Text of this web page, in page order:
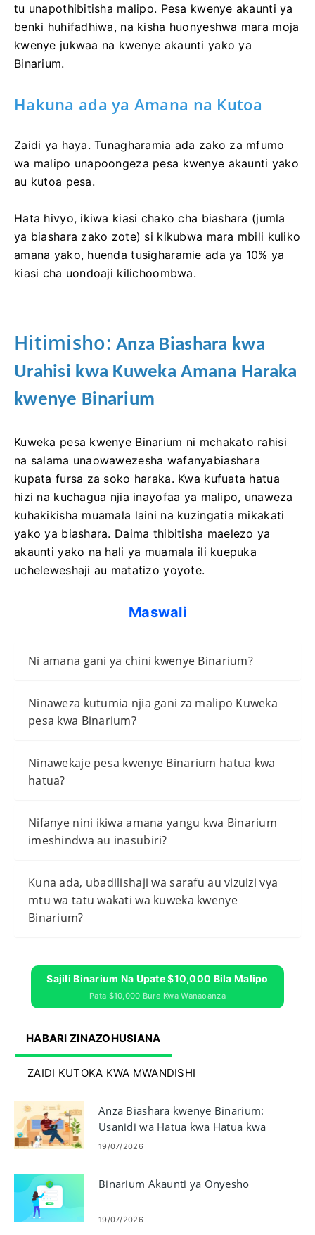
tu unapothibitisha malipo. Pesa kwenye akaunti ya
benki huhifadhiwa, na kisha huonyeshwa mara moja
kwenye jukwaa na kwenye akaunti yako ya
Binarium.
Hakuna ada ya Amana na Kutoa
Zaidi ya haya. Tunagharamia ada zako za mfumo
wa malipo unapoongeza pesa kwenye akaunti yako
au kutoa pesa.
Hata hivyo, ikiwa kiasi chako cha biashara (jumla
ya biashara zako zote) si kikubwa mara mbili kuliko
amana yako, huenda tusigharamie ada ya 10% ya
kiasi cha uondoaji kilichoombwa.
Hitimisho:Anza Biashara kwa
Urahisi kwa Kuweka Amana Haraka
kwenye Binarium
Kuweka pesa kwenye Binarium ni mchakato rahisi
na salama unaowawezesha wafanyabiashara
kupata fursa za soko haraka. Kwa kufuata hatua
hizi na kuchagua njia inayofaa ya malipo, unaweza
kuhakikisha muamala laini na kuzingatia mikakati
yako ya biashara. Daima thibitisha maelezo ya
akaunti yako na hali ya muamala ili kuepuka
ucheleweshaji au matatizo yoyote.
Maswali
Ni amana gani ya chini kwenye Binarium?
Ninaweza kutumia njia gani za malipo Kuweka
pesa kwa Binarium?
Ninawekaje pesa kwenye Binarium hatua kwa
hatua?
Nifanye nini ikiwa amana yangu kwa Binarium
imeshindwa au inasubiri?
Kuna ada, ubadilishaji wa sarafu au vizuizi vya
mtu wa tatu wakati wa kuweka kwenye
Binarium?
Sajili Binarium Na Upate $10,000 Bila Malipo
Pata $10,000 Bure Kwa Wanaoanza
HABARI ZINAZOHUSIANA
ZAIDI KUTOKA KWA MWANDISHI
Anza Biashara kwenye Binarium:
Usanidi wa Hatua kwa Hatua kwa
Kompyuta
19/07/2026
Binarium Akaunti ya Onyesho
19/07/2026